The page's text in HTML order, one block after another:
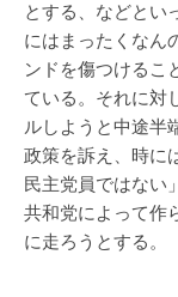
とする、などとい
にはまったくなん
ンドを傷つけるこ
ている。それに対
ルしようと中途半
政策を訴え、時に
民主党員ではない
共和党によって作
に走ろうとする。